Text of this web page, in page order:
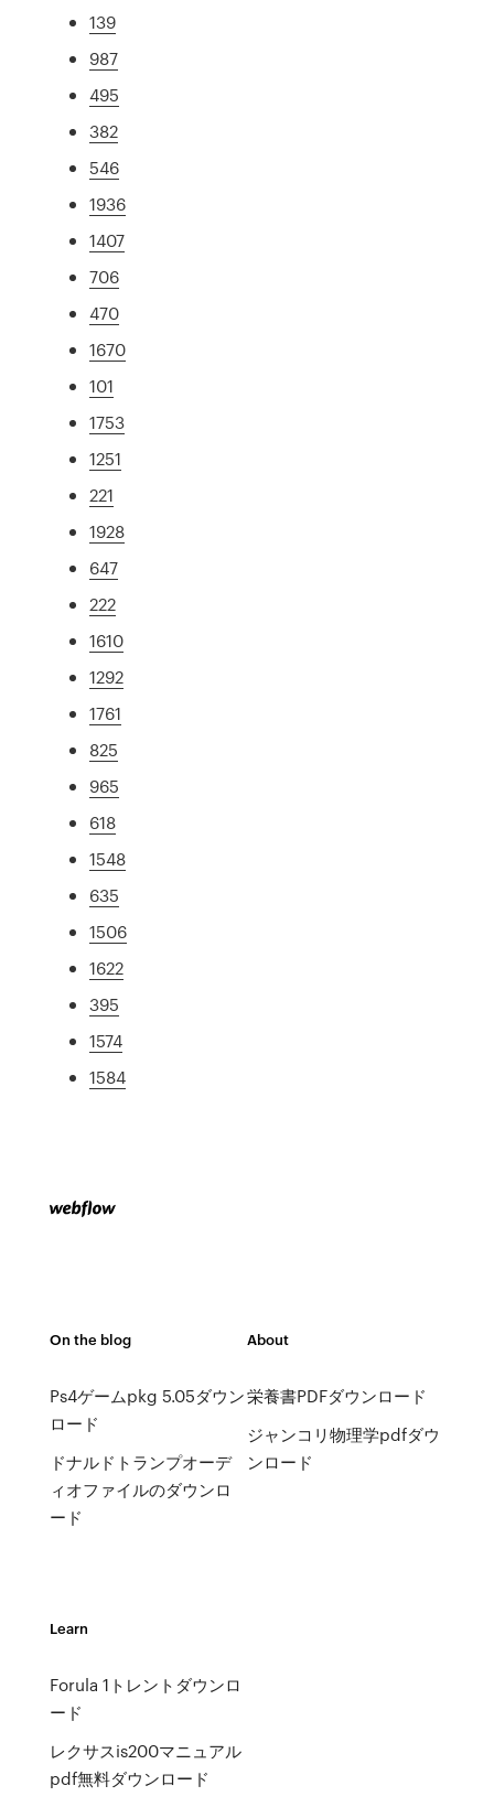
139
987
495
382
546
1936
1407
706
470
1670
101
1753
1251
221
1928
647
222
1610
1292
1761
825
965
618
1548
635
1506
1622
395
1574
1584
On the blog
Ps4ゲームpkg 5.05ダウン
ロード
ドナルドトランプオーデ
ィオファイルのダウンロ
ード
About
栄養書PDFダウンロード
ジャンコリ物理学pdfダウ
ンロード
Learn
Forula 1トレントダウンロ
ード
レクサスis200マニュアル
pdf無料ダウンロード